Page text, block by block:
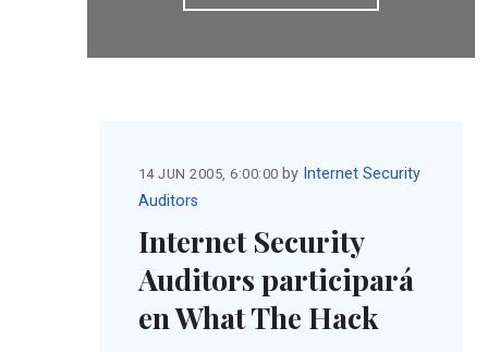
14 JUN 2005, 6:00:00 by Internet Security
Auditors
Internet Security
Auditors participará
en What The Hack